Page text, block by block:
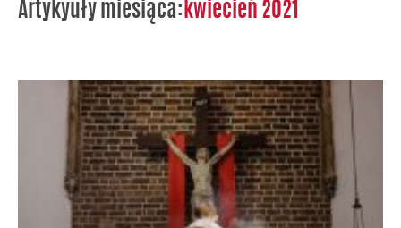
Artykyuły miesiąca: kwiecień 2021